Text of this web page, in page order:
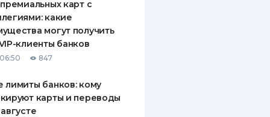
карт с
какие
могут получить
клиенты банков
847
лимиты банков: кому
карты и переводы